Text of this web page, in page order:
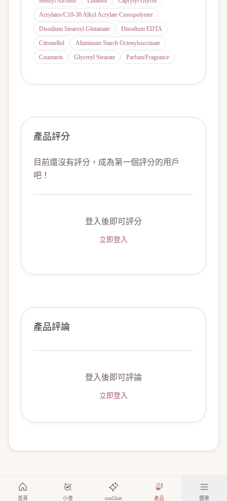
Acrylates/C10-30 Alkyl Acrylate Crosspolymer
Disodium Stearoyl Glutamate
Disodium EDTA
Citronellol
Aluminum Starch Octenylsuccinate
Coumarin
Glyceryl Stearate Parfum/Fragrance
產品評分
目前還沒有評分，成為第一個評分的用戶
吧！
登入後即可評分
立即登入
產品評論
登入後即可評論
立即登入
首頁 小查 cosGlint 產品 選單